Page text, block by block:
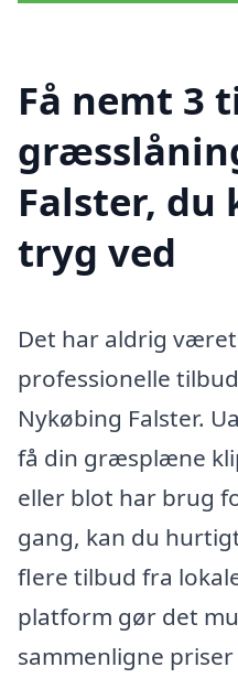
Få nemt 3
Falster,
tryg ved
Det har aldrig
professionelle
Nykøbing Falster.
få din græsplæne
eller blot har brug
gang, kan du
flere tilbud fra
platform gør det
sammenligne